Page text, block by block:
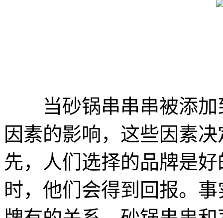
当砂锅串串串被添加
因素的影响，这些因素
先，人们选择的品牌是
时，他们会得到回报。